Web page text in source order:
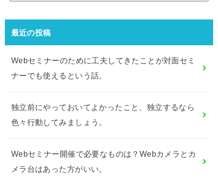
最近の投稿
Webセミナーのために工夫してきたことが対面セミ
ナーでも使えるという話。
独立前にやっておいてよかったこと、独立するなら
色々行動してみましょう。
Webセミナー開催で必要なものは？Webカメラとカ
メラ台はあった方がいい。